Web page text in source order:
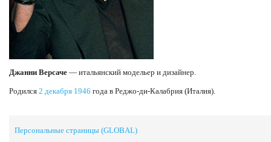
Джанни Версаче — итальянский модельер и дизайнер.
Родился 2 декабря 1946 года в Реджо-ди-Калабрия (Италия).
Персональные страницы (GLOBAL)